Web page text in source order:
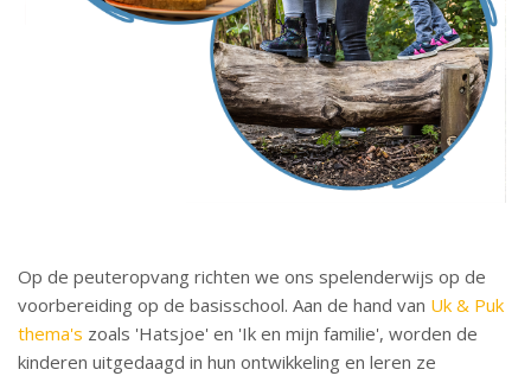
Op de peuteropvang richten we ons spelenderwijs op de
voorbereiding op de basisschool. Aan de hand van Uk & Puk
thema's zoals 'Hatsjoe' en 'Ik en mijn familie', worden de
kinderen uitgedaagd in hun ontwikkeling en leren ze